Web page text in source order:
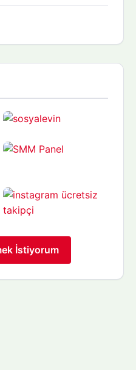
İstiyorum